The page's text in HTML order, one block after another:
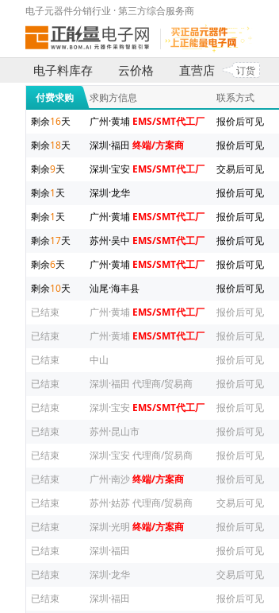
电子元器件分销行业 · 第三方综合服务商
电子料库存 云价格 直营店 订货
付费求购 求购方信息 联系方式
剩余16天 广州·黄埔 EMS/SMT代工厂 报价后可见
剩余18天 深圳·福田 终端/方案商 报价后可见
剩余9天 深圳·宝安 EMS/SMT代工厂 交易后可见
剩余1天 深圳·龙华 报价后可见
剩余1天 广州·黄埔 EMS/SMT代工厂 报价后可见
剩余17天 苏州·吴中 EMS/SMT代工厂 报价后可见
剩余6天 广州·黄埔 EMS/SMT代工厂 报价后可见
剩余10天 汕尾·海丰县 报价后可见
已结束
广州·黄埔 EMS/SMT代工厂 报价后可见
已结束
广州·黄埔 EMS/SMT代工厂 报价后可见
已结束
中山 报价后可见
已结束
深圳·福田 代理商/贸易商 报价后可见
已结束
深圳·宝安 EMS/SMT代工厂 报价后可见
已结束
苏州·昆山市 报价后可见
已结束
深圳·宝安 代理商/贸易商 报价后可见
已结束
广州·南沙终端/方案商 报价后可见
已结束
苏州·姑苏代理商/贸易商 交易后可见
已结束
深圳·光明 终端/方案商 报价后可见
已结束
深圳·福田 报价后可见
已结束
深圳·龙华 交易后可见
已结束
深圳·福田 报价后可见